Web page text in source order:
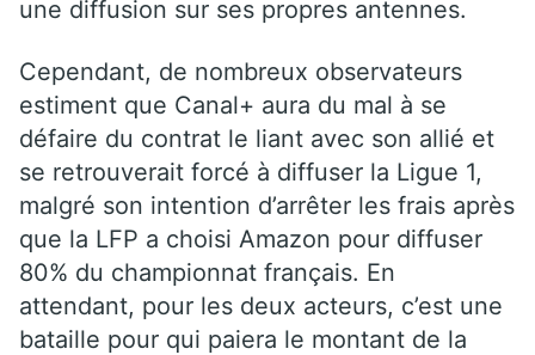
une diffusion sur ses propres antennes.
Cependant, de nombreux observateurs
estiment que Canal+ aura du mal à se
défaire du contrat le liant avec son allié et
se retrouverait forcé à diffuser la Ligue 1,
malgré son intention d’arrêter les frais après
que la LFP a choisi Amazon pour diffuser
80% du championnat français. En
attendant, pour les deux acteurs, c’est une
bataille pour qui paiera le montant de la